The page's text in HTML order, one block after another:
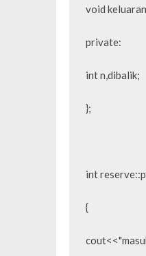
void
private:
int n,dibalik;
};
int
{